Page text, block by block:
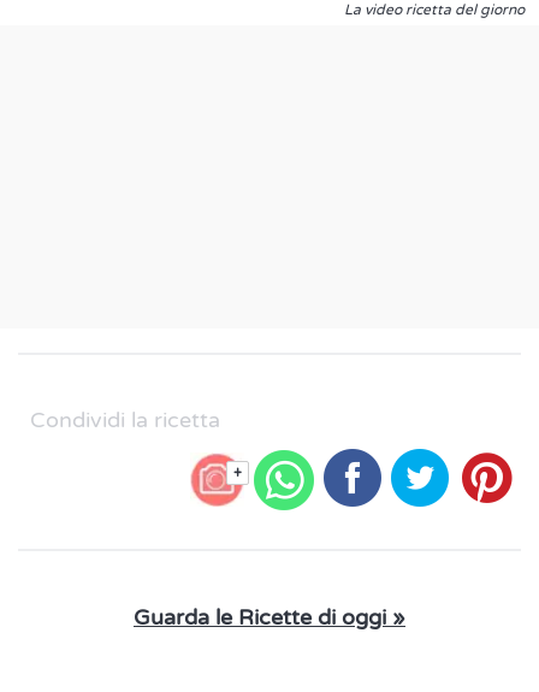
La video ricetta del giorno
Condividi la ricetta
+
Guarda le Ricette di oggi »